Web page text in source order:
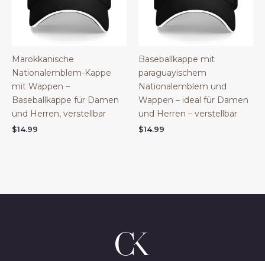
Marokkanische
Nationalemblem-Kappe
mit Wappen –
Baseballkappe für Damen
und Herren, verstellbar
$14.99
Baseballkappe mit
paraguayischem
Nationalemblem und
Wappen – ideal für Damen
und Herren – verstellbar
$14.99